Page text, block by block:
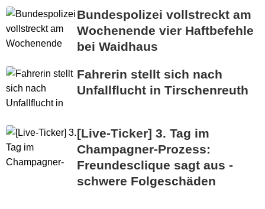
Bundespolizei vollstreckt am
Wochenende vier Haftbefehle
bei Waidhaus
Fahrerin stellt sich nach
Unfallflucht in Tirschenreuth
[Live-Ticker] 3. Tag im
Champagner-Prozess:
Freundesclique sagt aus -
schwere Folgeschäden